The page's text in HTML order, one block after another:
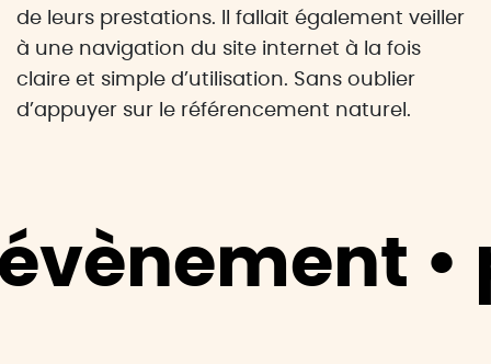
de leurs prestations. Il fallait également veiller
à une navigation du site internet à la fois
claire et simple d’utilisation. Sans oublier
d’appuyer sur le référencement naturel.
•